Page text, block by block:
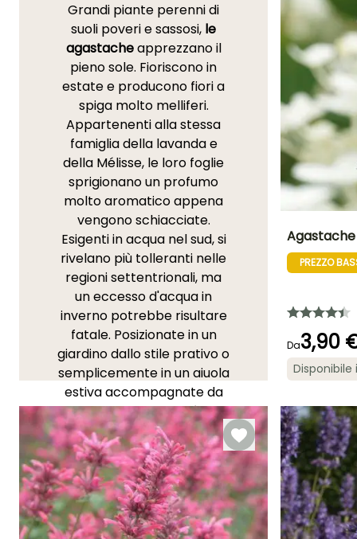
Grandi piante perenni di
suoli poveri e sassosi, le
agastacheapprezzano il
pieno sole. Fioriscono in
estate e producono fiori a
spiga molto melliferi.
Appartenenti alla stessa
famiglia della lavanda e
della Mélisse, le loro foglie
sprigionano un profumo
molto aromatico appena
vengono schiacciate.
Esigenti in acqua nel sud, si
rivelano più tolleranti nelle
regioni settentrionali, ma
un eccesso d'acqua in
inverno potrebbe risultare
fatale. Posizionate in un
giardino dallo stile prativo o
semplicemente in un aiuola
estiva accompagnate da
Gaura,nepetasesédo
offrono uno spettacolo
notevole.
Per saperne di più, scopri il
nostro dossier completo:
"Agastache: piantare,
coltivare e mantenere"
Altezza a
Periodo di
PREZZO
Da3,90
Disponibile